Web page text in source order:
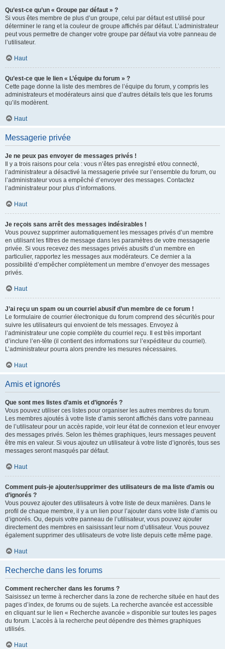
Qu’est-ce qu’un « Groupe par défaut » ?
Si vous êtes membre de plus d’un groupe, celui par défaut est utilisé pour
déterminer le rang et la couleur de groupe affichés par défaut. L’administrateur
peut vous permettre de changer votre groupe par défaut via votre panneau de
l’utilisateur.
Haut
Qu’est-ce que le lien « L’équipe du forum » ?
Cette page donne la liste des membres de l’équipe du forum, y compris les
administrateurs et modérateurs ainsi que d’autres détails tels que les forums
qu’ils modèrent.
Haut
Messagerie privée
Je ne peux pas envoyer de messages privés !
Il y a trois raisons pour cela : vous n’êtes pas enregistré et/ou connecté,
l’administrateur a désactivé la messagerie privée sur l’ensemble du forum, ou
l’administrateur vous a empêché d’envoyer des messages. Contactez
l’administrateur pour plus d’informations.
Haut
Je reçois sans arrêt des messages indésirables !
Vous pouvez supprimer automatiquement les messages privés d’un membre
en utilisant les filtres de message dans les paramètres de votre messagerie
privée. Si vous recevez des messages privés abusifs d’un membre en
particulier, rapportez les messages aux modérateurs. Ce dernier a la
possibilité d’empêcher complètement un membre d’envoyer des messages
privés.
Haut
J’ai reçu un spam ou un courriel abusif d’un membre de ce forum !
Le formulaire de courrier électronique du forum comprend des sécurités pour
suivre les utilisateurs qui envoient de tels messages. Envoyez à
l’administrateur une copie complète du courriel reçu. Il est très important
d’inclure l’en-tête (il contient des informations sur l’expéditeur du courriel).
L’administrateur pourra alors prendre les mesures nécessaires.
Haut
Amis et ignorés
Que sont mes listes d’amis et d’ignorés ?
Vous pouvez utiliser ces listes pour organiser les autres membres du forum.
Les membres ajoutés à votre liste d’amis seront affichés dans votre panneau
de l’utilisateur pour un accès rapide, voir leur état de connexion et leur envoyer
des messages privés. Selon les thèmes graphiques, leurs messages peuvent
être mis en valeur. Si vous ajoutez un utilisateur à votre liste d’ignorés, tous ses
messages seront masqués par défaut.
Haut
Comment puis-je ajouter/supprimer des utilisateurs de ma liste d’amis ou
d’ignorés ?
Vous pouvez ajouter des utilisateurs à votre liste de deux manières. Dans le
profil de chaque membre, il y a un lien pour l’ajouter dans votre liste d’amis ou
d’ignorés. Ou, depuis votre panneau de l’utilisateur, vous pouvez ajouter
directement des membres en saisissant leur nom d’utilisateur. Vous pouvez
également supprimer des utilisateurs de votre liste depuis cette même page.
Haut
Recherche dans les forums
Comment rechercher dans les forums ?
Saisissez un terme à rechercher dans la zone de recherche située en haut des
pages d’index, de forums ou de sujets. La recherche avancée est accessible
en cliquant sur le lien « Recherche avancée » disponible sur toutes les pages
du forum. L’accès à la recherche peut dépendre des thèmes graphiques
utilisés.
Haut